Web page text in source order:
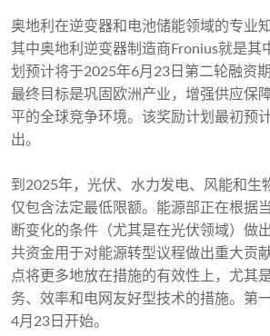
奥地利在逆变器和电池储能领域的专业
其中奥地利逆变器制造商Fronius就是其
划预计将于2025年6月23日第二轮融资
最终目标是巩固欧洲产业，增强供应保
平的全球竞争环境。该奖励计划最初预
出。
到2025年，光伏、水力发电、风能和生
仅包含法定最低限额。能源部正在根据
断变化的条件（尤其是在光伏领域）做
共资金用于对能源转型议程做出重大贡
点将更多地放在措施的有效性上，尤其
务、效率和电网友好型技术的措施。第
4月23日开始。